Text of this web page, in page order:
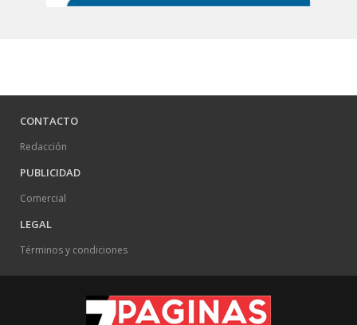
CONTACTO
Redacción
PUBLICIDAD
Comercial
LEGAL
Términos y condiciones